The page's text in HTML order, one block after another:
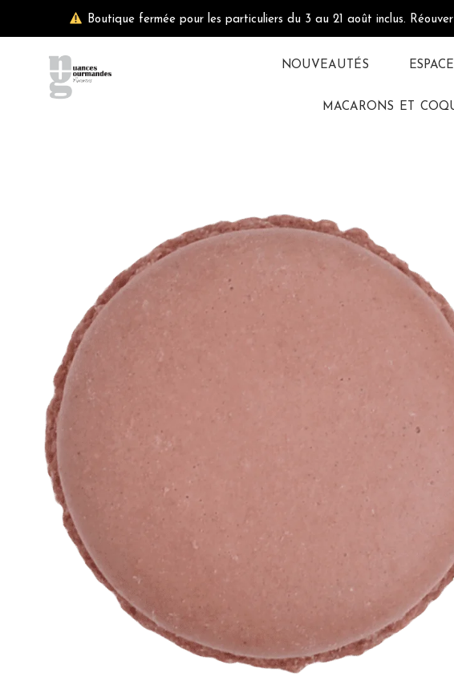
au
Boutique fermée pour les particuliers du 3 au 21 août inclus.
NOUVEAUTÉS
MACARONS ET